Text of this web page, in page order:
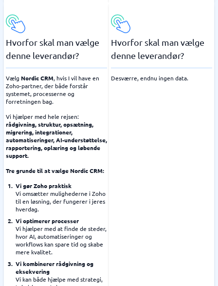
Hvorfor skal man vælge
denne leverandør?
Vælg Nordic CRM, hvis I vil have en
Zoho-partner, der både forstår
systemet, processerne og
forretningen bag.
Vi hjælper med hele rejsen:
rådgivning, struktur, opsætning,
migrering, integrationer,
automatiseringer, AI-understøttelse,
rapportering, oplæring og løbende
support.
Tre grunde til at vælge Nordic CRM:
Vi gør Zoho praktisk
Vi omsætter mulighederne i Zoho
til en løsning, der fungerer i jeres
hverdag.
Vi optimerer processer
Vi hjælper med at finde de steder,
hvor AI, automatiseringer og
workflows kan spare tid og skabe
mere kvalitet.
Vi kombinerer rådgivning og
eksekvering
Vi kan både hjælpe med strategi,
Hvorfor skal man vælge
denne leverandør?
Desværre, endnu ingen data.